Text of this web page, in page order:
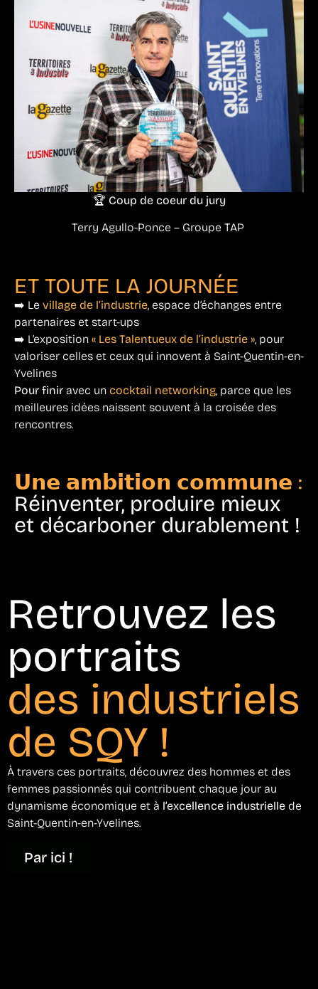
🏆 Coup de coeur du jury
Terry Agullo-Ponce – Groupe TAP
ET TOUTE LA JOURNÉE
➡️ Le village de l’industrie , espace d’échanges entre
partenaires et start-ups
➡️ L’exposition « Les Talentueux de l’industrie » , pour
valoriser celles et ceux qui innovent à Saint-Quentin-en-
Yvelines
Pour finir avec un cocktail networking , parce que les
meilleures idées naissent souvent à la croisée des
rencontres.
𝗨𝗻𝗲 𝗮𝗺𝗯𝗶𝘁𝗶𝗼𝗻 𝗰𝗼𝗺𝗺𝘂𝗻𝗲 :
Réinventer, produire mieux
et décarboner durablement !
Retrouvez les
portraits
des industriels
de SQY !
À travers ces portraits, découvrez des hommes et des
femmes passionnés qui contribuent chaque jour au
dynamisme économique et à l’excellence industrielle de
Saint-Quentin-en-Yvelines.
Par ici !